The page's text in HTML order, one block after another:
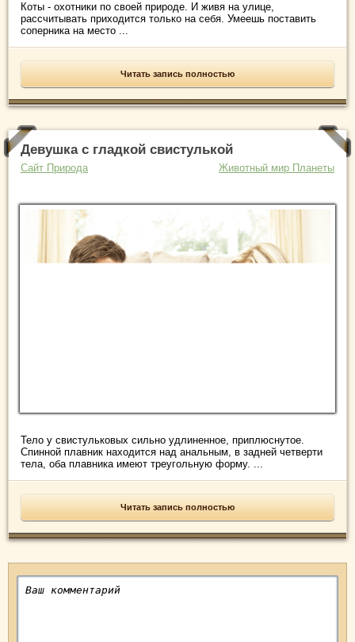
Коты - охотники по своей природе. И живя на улице,
рассчитывать приходится только на себя. Умеешь поставить
соперника на место ...
Читать запись полностью
Девушка с гладкой свистулькой
Сайт Природа Животный мир Планеты
Тело у свистульковых сильно удлиненное, приплюснутое.
Спинной плавник находится над анальным, в задней четверти
тела, оба плавника имеют треугольную форму. ...
Читать запись полностью